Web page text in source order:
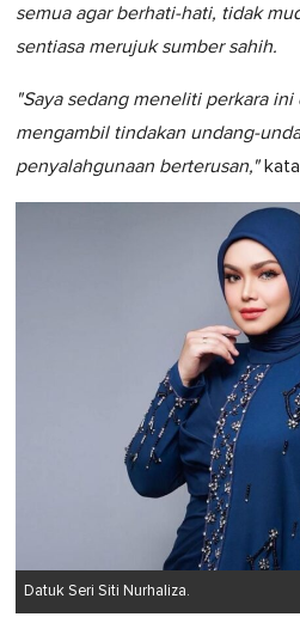
semua agar berhati-hati, tidak
sentiasa merujuk sumber sahih.
"Saya sedang meneliti perkara
mengambil tindakan undang-
penyalahgunaan berterusan,"
Datuk Seri Siti Nurhaliza.